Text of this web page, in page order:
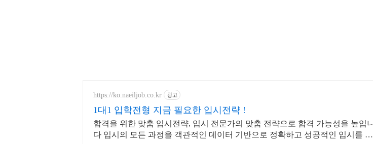
https://ko.naeiljob.co.kr 광고
1대1 입학전형 지금 필요한 입시전략 !
합격을 위한 맞춤 입시전략, 입시 전문가의 맞춤 전략으로 합격 가능성을 높입니
다 입시의 모든 과정을 객관적인 데이터 기반으로 정확하고 성공적인 입시를 준